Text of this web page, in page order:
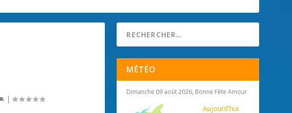
|
MÉTÉO
Dimanche 09 août 2026, Bonne Fête Amour
Aujourd'hui